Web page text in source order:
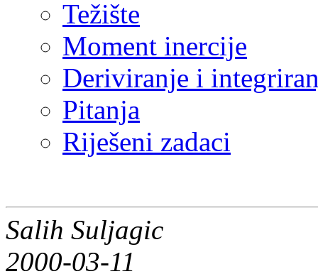
Težište
Moment inercije
Deriviranje i
Pitanja
Riješeni zadaci
Salih Suljagic
2000-03-11